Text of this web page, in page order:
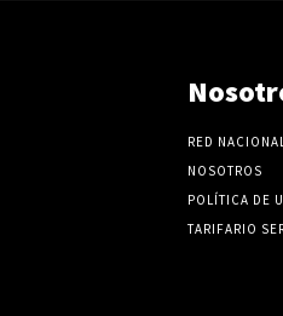
RED
NOSOTROS
POLÍTICA DE
TARIFARIO